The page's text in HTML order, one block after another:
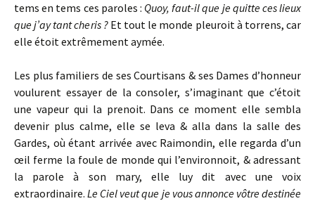
tems en tems ces paroles : Quoy, faut-il que je quitte ces lieux
que j’ay tant cheris ?Et tout le monde pleuroit à torrens, car
elle étoit extrêmement aymée.
Les plus familiers de ses Courtisans & ses Dames d’honneur
voulurent essayer de la consoler, s’imaginant que c’étoit
une vapeur qui la prenoit. Dans ce moment elle sembla
devenir plus calme, elle se leva & alla dans la salle des
Gardes, où étant arrivée avec Raimondin, elle regarda d’un
œil ferme la foule de monde qui l’environnoit, & adressant
la parole à son mary, elle luy dit avec une voix
extraordinaire.Le Ciel veut que je vous annonce vôtre destinée